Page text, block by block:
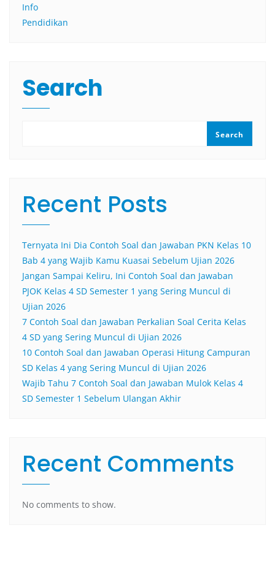
Info
Pendidikan
Search
Search
Recent Posts
Ternyata Ini Dia Contoh Soal dan Jawaban PKN Kelas 10
Bab 4 yang Wajib Kamu Kuasai Sebelum Ujian 2026
Jangan Sampai Keliru, Ini Contoh Soal dan Jawaban
PJOK Kelas 4 SD Semester 1 yang Sering Muncul di
Ujian 2026
7 Contoh Soal dan Jawaban Perkalian Soal Cerita Kelas
4 SD yang Sering Muncul di Ujian 2026
10 Contoh Soal dan Jawaban Operasi Hitung Campuran
SD Kelas 4 yang Sering Muncul di Ujian 2026
Wajib Tahu 7 Contoh Soal dan Jawaban Mulok Kelas 4
SD Semester 1 Sebelum Ulangan Akhir
Recent Comments
No comments to show.